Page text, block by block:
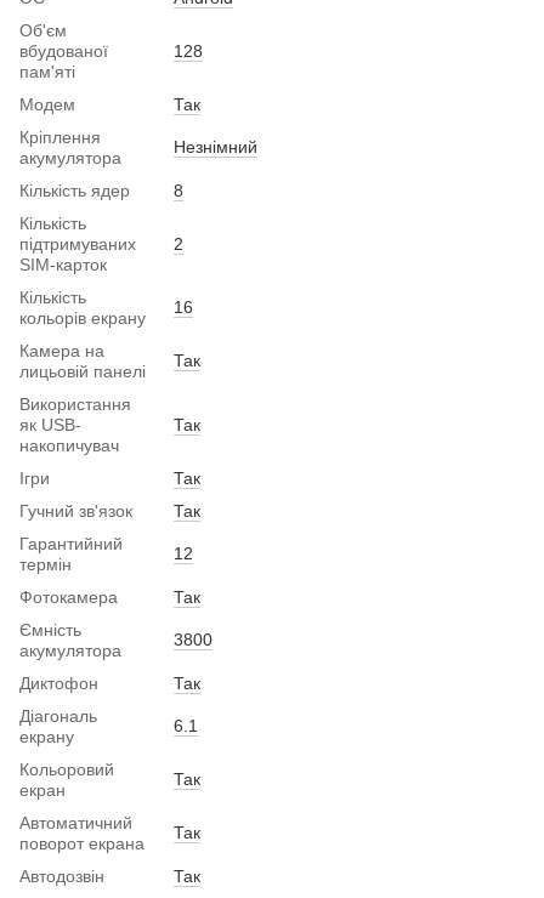
Об'єм
вбудованої
пам'яті
128
Модем
Так
Кріплення
акумулятора
Незнімний
Кількість ядер
8
Кількість
підтримуваних
SIM-карток
2
Кількість
кольорів екрану
16
Камера на
лицьовій панелі
Так
Використання
як USB-
накопичувач
Так
Ігри
Так
Гучний зв'язок
Так
Гарантийний
термін
12
Фотокамера
Так
Ємність
акумулятора
3800
Диктофон
Так
Діагональ
екрану
6.1
Кольоровий
екран
Так
Автоматичний
поворот екрана
Так
Автодозвін
Так